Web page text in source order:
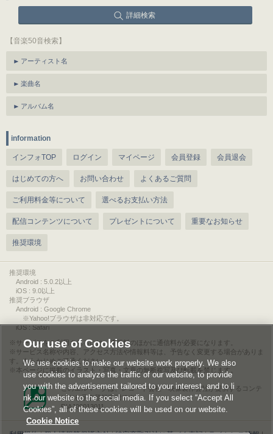
詳細検索
【音楽50音検索】
アーティスト名
楽曲名
アルバム名
information
インフォTOP ログイン マイページ 会員登録 会員退会
はじめての方へ お問い合わせ よくあるご質問
ご利用料金等について 選べるお支払い方法
配信コンテンツについて プレゼントについて 重要なお知らせ
推奨環境
推奨環境
Android : 5.0.2以上
iOS : 9.0以上
推奨ブラウザ
Android : Google Chrome
※Yahoo!ブラウザは非対応です。
iOS : Safari
サービスをご利用されるには、情報料のほかに通信料が必要になります。
サービス名称や内容、アクセス方法や情報料等は、予告なく変更する場合がありま
す。あらかじめご了承ください。
本ページに掲載のイラスト・写真・文章の無断複写及び転載を禁じます。
このエルマークは、レコード会社・映像製作会社が提供するコンテ
ンツを示す登録商標です。
RIAJ00013011
Our use of Cookies
We use cookies to make our website work properly. We also
use cookies to analyze the traffic of our website, to provide
you with the advertisement tailored to your interest, and to li
nk our website to the social media. If you select “Accept All
Cookies”, all of these cookies will be used on our website.
Cookie Notice